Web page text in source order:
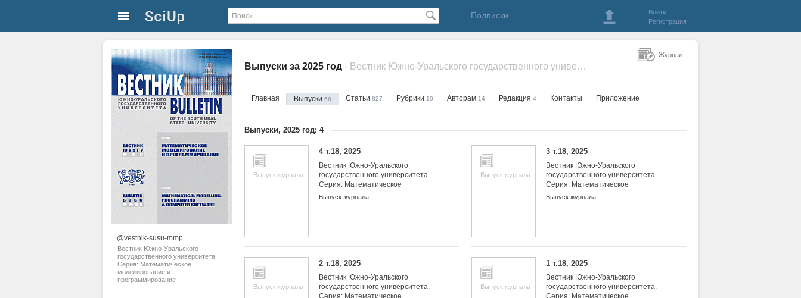
Подписки
Войти
Регистрация
@vestnik-susu-mmp
Вестник Южно-Уральского
государственного университета.
Серия: Математическое
моделирование и
программирование
Выпуски за 2025 год - Вестник Южно-Уральского государственного университета. Серия: Математическое моделирование и программирование
Главная Выпуски 66 Статьи 827 Рубрики 10 Авторам 14 Редакция 4 Контакты Приложение
Выпуски, 2025 год: 4
Выпуск журнала
4 т.18, 2025
Вестник Южно-Уральского
государственного университета.
Серия: Математическое
моделирование и
Выпуск журнала
Выпуск журнала
3 т.18, 2025
Вестник Южно-Уральского
государственного университета.
Серия: Математическое
моделирование и
Выпуск журнала
Выпуск журнала
2 т.18, 2025
Вестник Южно-Уральского
государственного университета.
Серия: Математическое
Выпуск журнала
1 т.18, 2025
Вестник Южно-Уральского
государственного университета.
Серия: Математическое
Журнал